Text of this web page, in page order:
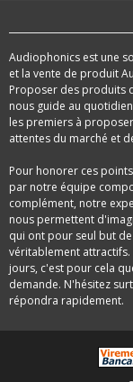
Audiophonics est une
et la vente de produit
Proposer des produits
nous guide au
les premiers à
attentes du marché et
Pour honorer ces
par notre équipe
complément, notre
nous permettent
qui ont pour seul but
véritablement
jours, c'est pour cela
demande. N'hésitez
répondra rapidement.